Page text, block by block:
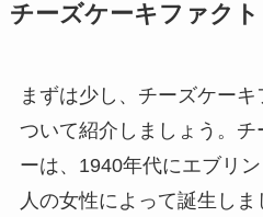
チーズケーキファク
まずは少し、チーズケー
ついて紹介しましょう。チ
ーは、1940年代にエブリ
人の女性によって誕生し